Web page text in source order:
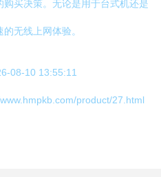
买决策。无论是用于台式机还是
无线上网体验。
08-10 13:55:11
product/27.html